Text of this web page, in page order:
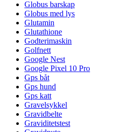
Globus barskap
Globus med lys
Glutamin
Glutathione
Godterimaskin
Golfnett
Google Nest
Google Pixel 10 Pro
Gps båt
Gps hund
Gps katt
Gravelsykkel
Gravidbelte
Graviditetstest